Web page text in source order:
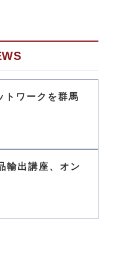
トワークを群馬
輸出講座、オン